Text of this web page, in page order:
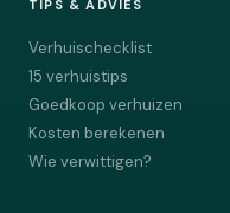
TIPS & ADVIES
Verhuischecklist
15 verhuistips
Goedkoop verhuizen
Kosten berekenen
Wie verwittigen?